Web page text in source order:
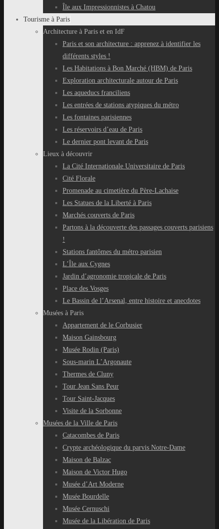
Île aux Impressionnistes à Chatou
Tourisme à Paris
Architecture à Paris et en IdF
Paris et son architecture : apprenez à identifier les
différents styles !
Les Habitations à Bon Marché (HBM) de Paris
Exploration architecturale autour de Paris
Les aqueducs franciliens
Les entrées de stations atypiques du métro
Les fontaines parisiennes
Les réservoirs d’eau de Paris
Le dernier pont levant de Paris
Lieux à découvrir
La Cité Internationale Universitaire de Paris
Cité Florale
Promenade au cimetière du Père-Lachaise
Les Statues de la Liberté à Paris
Marchés couverts de Paris
Partons à la découverte des passages couverts parisiens
!
Stations fantômes du métro parisien
L’Île aux Cygnes
Jardin d’agronomie tropicale de Paris
Place des Vosges
Le Bassin de l’Arsenal, entre histoire et anecdotes
Musées à Paris
Appartement de le Corbusier
Maison Gainsbourg
Musée Rodin (Paris)
Sous-marin L’Argonaute
Thermes de Cluny
Tour Jean Sans Peur
Tour Saint-Jacques
Visite de la Sorbonne
Musées de la Ville de Paris
Catacombes de Paris
Crypte archéologique du parvis Notre-Dame
Maison de Balzac
Maison de Victor Hugo
Musée d’Art Moderne
Musée Bourdelle
Musée Cernuschi
Musée de la Libération de Paris